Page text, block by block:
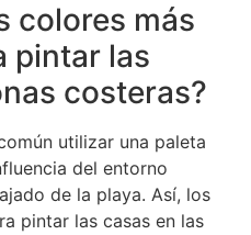
colores más
pintar las
costeras?
utilizar una paleta
del entorno
de la playa. Así, los
pintar las casas en las